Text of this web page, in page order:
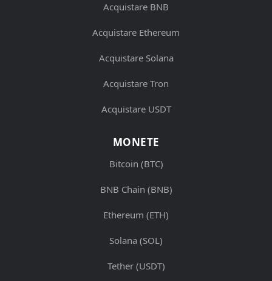
Acquistare BNB
Acquistare Ethereum
Acquistare Solana
Acquistare Tron
Acquistare USDT
MONETE
Bitcoin (BTC)
BNB Chain (BNB)
Ethereum (ETH)
Solana (SOL)
Tether (USDT)